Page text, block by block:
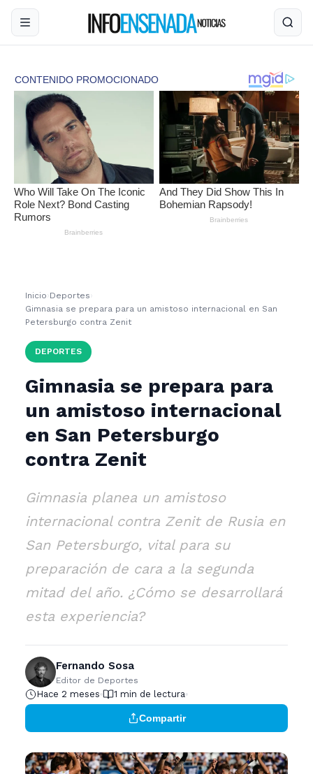
Inicio ›Deportes ›
Gimnasia se prepara para un amistoso internacional en San
Petersburgo contra Zenit
DEPORTES
Gimnasia se prepara para
un amistoso internacional
en San Petersburgo
contra Zenit
Gimnasia planea un amistoso
internacional contra Zenit de Rusia en
San Petersburgo, vital para su
preparación de cara a la segunda
mitad del año. ¿Cómo se desarrollará
esta experiencia?
Fernando Sosa
Editor de Deportes
Hace 2 meses 1 min de lectura
Compartir